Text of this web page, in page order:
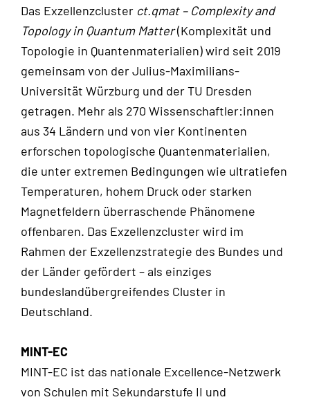
Das Exzellenzcluster ct.qmat – Complexity and
Topology in Quantum Matter(Komplexität und
Topologie in Quantenmaterialien) wird seit 2019
gemeinsam von der Julius-Maximilians-
Universität Würzburg und der TU Dresden
getragen. Mehr als 270 Wissenschaftler:innen
aus 34 Ländern und von vier Kontinenten
erforschen topologische Quantenmaterialien,
die unter extremen Bedingungen wie ultratiefen
Temperaturen, hohem Druck oder starken
Magnetfeldern überraschende Phänomene
offenbaren. Das Exzellenzcluster wird im
Rahmen der Exzellenzstrategie des Bundes und
der Länder gefördert – als einziges
bundeslandübergreifendes Cluster in
Deutschland.
MINT-EC
MINT-EC ist das nationale Excellence-Netzwerk
von Schulen mit Sekundarstufe II und